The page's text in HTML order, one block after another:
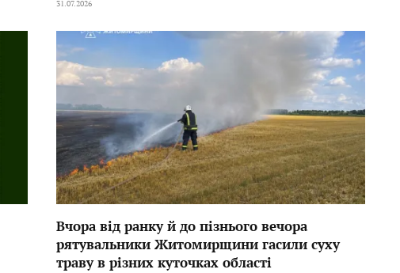
31.07.2026
Вчора від ранку й до пізнього вечора
рятувальники Житомирщини гасили суху
траву в різних куточках області